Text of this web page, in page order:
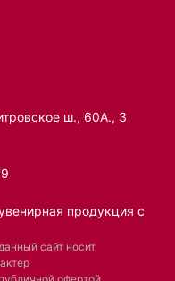
ш., 60А., 3
продукция с
сайт носит